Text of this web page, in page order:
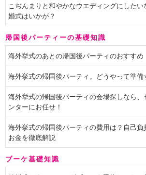
こぢんまりと和やかなウエディングにした
婚式はいかが？
帰国後パーティーの基礎知識
海外挙式のあとの帰国後パーティのおすすめ
海外挙式の帰国後パーティ。どうやって準備
海外挙式の帰国後パーティの会場探しなら、
ンターにお任せ！
海外挙式の帰国後パーティの費用は？自己負
お金を徹底解説
ブーケ基礎知識